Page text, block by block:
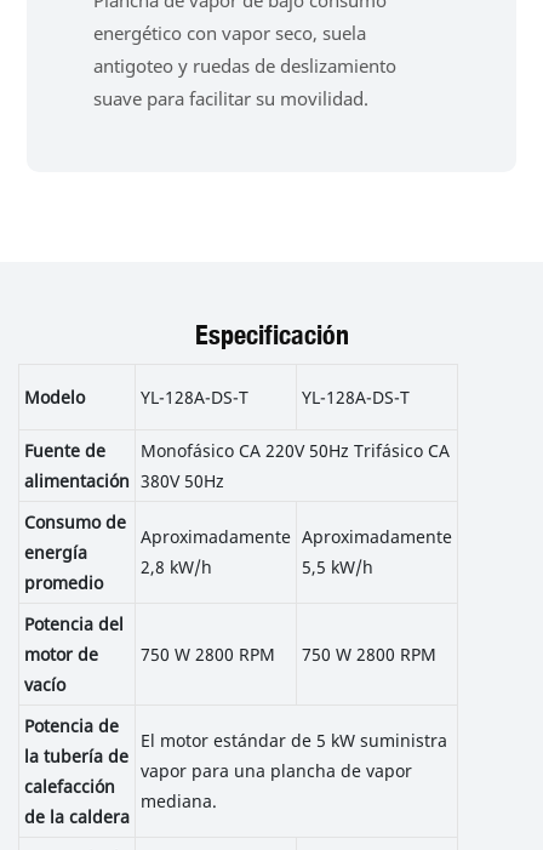
energético con vapor seco, suela
antigoteo y ruedas de deslizamiento
suave para facilitar su movilidad.
Especificación
Modelo YL-128A-DS-T YL-128A-DS-T
Fuente de
alimentación
Monofásico CA 220V 50Hz Trifásico CA
380V 50Hz
Consumo de
energía
promedio
Aproximadamente
2,8 kW/h
Aproximadamente
5,5 kW/h
Potencia del
motor de
vacío
750 W 2800 RPM 750 W 2800 RPM
Potencia de
la tubería de
calefacción
de la caldera
El motor estándar de 5 kW suministra
vapor para una plancha de vapor
mediana.